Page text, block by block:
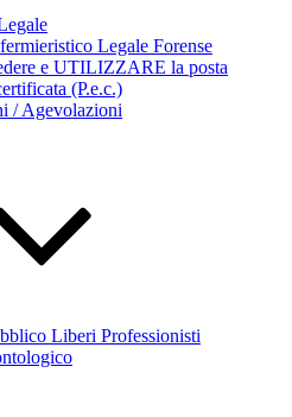
Legale Forense
e UTILIZZARE la posta
(P.e.c.)
/ Agevolazioni
Liberi Professionisti